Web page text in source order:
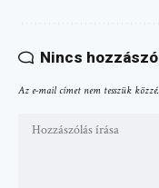
Nincs
Az e-mail címet nem tesszük közzé.